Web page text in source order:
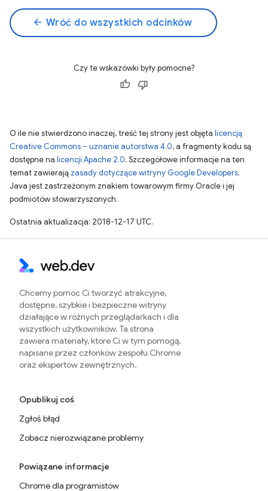
arrow_back Wróć do wszystkich odcinków
Czy te wskazówki były pomocne?
O ile nie stwierdzono inaczej, treść tej strony jest objęta licencją
Creative Commons – uznanie autorstwa 4.0, a fragmenty kodu są
dostępne na licencji Apache 2.0. Szczegółowe informacje na ten
temat zawierają zasady dotyczące witryny Google Developers.
Java jest zastrzeżonym znakiem towarowym firmy Oracle i jej
podmiotów stowarzyszonych.
Ostatnia aktualizacja: 2018-12-17 UTC.
Chcemy pomóc Ci tworzyć atrakcyjne,
dostępne, szybkie i bezpieczne witryny
działające w różnych przeglądarkach i dla
wszystkich użytkowników. Ta strona
zawiera materiały, które Ci w tym pomogą,
napisane przez członków zespołu Chrome
oraz ekspertów zewnętrznych.
Opublikuj coś
Zgłoś błąd
Zobacz nierozwiązane problemy
Powiązane informacje
Chrome dla programistów